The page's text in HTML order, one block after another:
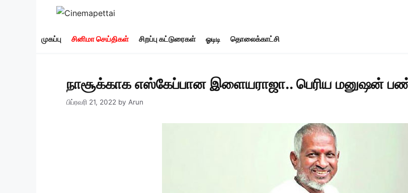
முகப்பு சினிமா செய்திகள் சிறப்பு கட்டுரைகள் ஓடிடி தொலைக்காட்சி
நாசூக்காக எஸ்கேப்பான இளையராஜா.. பெரிய மனுஷன்
பிப்ரவரி 21, 2022 by Arun